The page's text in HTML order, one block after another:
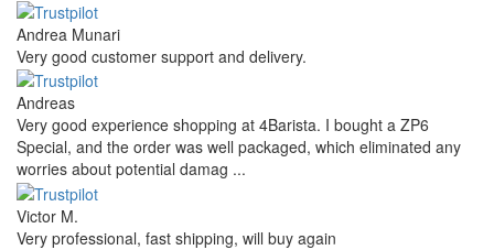
Andrea Munari
Very good customer support and delivery.
Andreas
Very good experience shopping at 4Barista. I bought a ZP6
Special, and the order was well packaged, which eliminated any
worries about potential damag ...
Victor M.
Very professional, fast shipping, will buy again